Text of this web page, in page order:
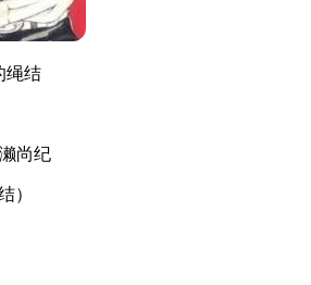
绳结
尚纪
）